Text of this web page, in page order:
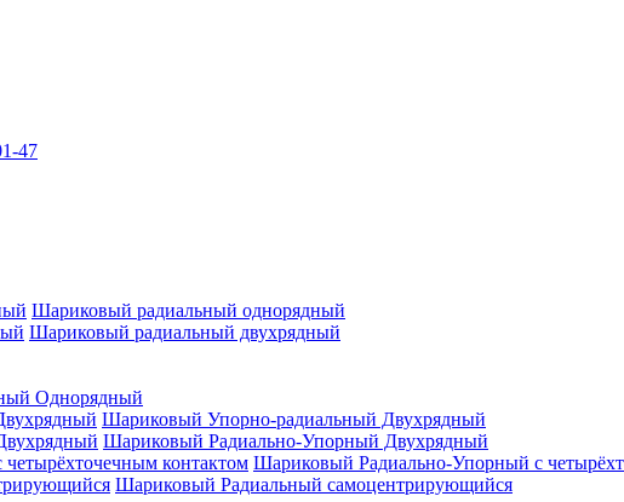
47
Шариковый радиальный однорядный
Шариковый радиальный двухрядный
Однорядный
Шариковый Упорно-радиальный Двухрядный
Шариковый Радиально-Упорный Двухрядный
Шариковый Радиально-Упорный с
Шариковый Радиальный самоцентрирующийся